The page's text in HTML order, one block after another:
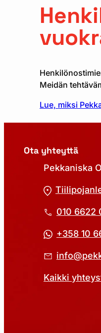
Meidän
Lue, miksi
Ota yhteyttä
Pekkaniska
010 6622
+358 10
Kaikki